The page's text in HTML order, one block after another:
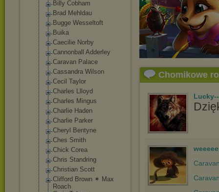
Billy Cobham
Brad Mehldau
Bugge Wesseltoft
Buika
Caecilie Norby
Cannonball Adderley
Caravan Palace
Cassandra Wilson
Cecil Taylor
Charles Llloyd
Charles Mingus
Charlie Haden
Charlie Parker
Cheryl Bentyne
Ches Smith
Chick Corea
Chris Standring
Christian Scott
Clifford Brown ✶ Max
Roach
Chomikowe
weeeee